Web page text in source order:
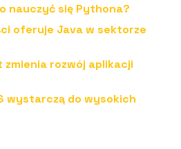
nauczyć się Pythona?
oferuje Java w sektorze
rozwój aplikacji
wystarczą do wysokich